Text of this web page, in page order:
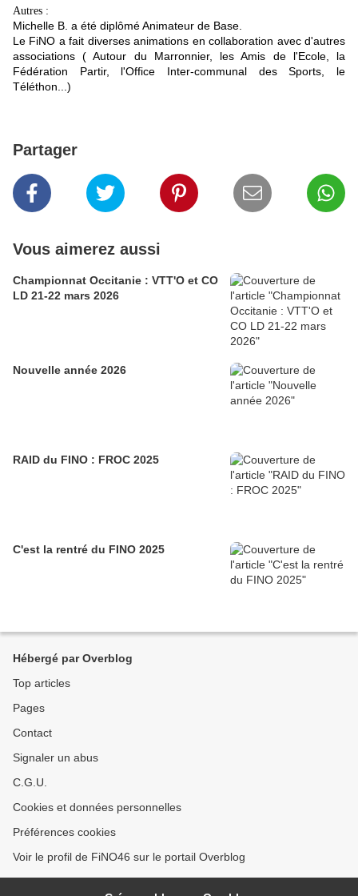
Autres :
Michelle B. a été diplômé Animateur de Base.
Le FiNO a fait diverses animations en collaboration avec d'autres
associations ( Autour du Marronnier, les Amis de l'Ecole, la
Fédération Partir, l'Office Inter-communal des Sports, le
Téléthon...)
Partager
Vous aimerez aussi
Championnat Occitanie : VTT'O et CO
LD 21-22 mars 2026
Nouvelle année 2026
RAID du FINO : FROC 2025
C'est la rentré du FINO 2025
Hébergé par Overblog
Top articles
Pages
Contact
Signaler un abus
C.G.U.
Cookies et données personnelles
Préférences cookies
Voir le profil de FiNO46 sur le portail Overblog